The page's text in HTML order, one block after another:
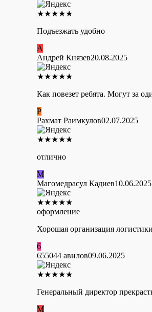
★★★★★
Подъезжать удобно
А
Андрей Князев20.08.2025
★★★★★
Как повезет ребята. Могут за
Р
Рахмат Раимкулов02.07.2025
★★★★★
отлично
М
Магомедрасул Кадиев10.06.2025
★★★★★
оформление
Хорошая организация
6
655044 авилов09.06.2025
★★★★★
Генеральный директор
М